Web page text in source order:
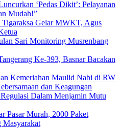
‘Pedas Dikit’: Pelayanan
Mudah!”
Gelar MWKT, Agus
Sari Monitoring Musrenbang
Ke-393, Basnar Bacakan
Kemeriahan Maulid Nabi di RW
dan Keagungan
Dalam Menjamin Mutu
Pasar Murah, 2000 Paket
Masyarakat